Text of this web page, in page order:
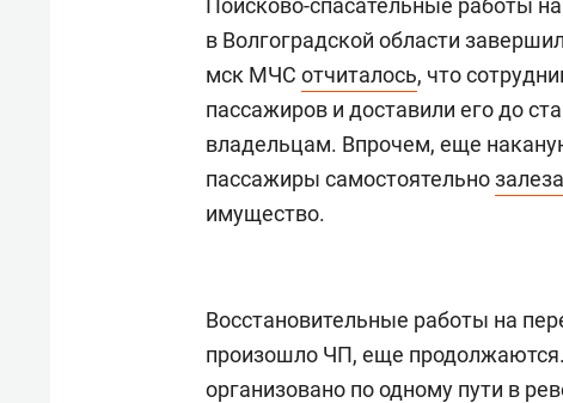
Поисково-спасательные работы
в Волгоградской области
мск МЧС отчиталось, что
пассажиров и доставили его до
владельцам. Впрочем, еще
пассажиры самостоятельно
имущество.
Восстановительные работы на
произошло ЧП, еще
организовано по одному пути в